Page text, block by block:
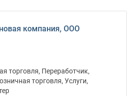
компания, ООО
торговля, Переработчик,
торговля, Услуги,